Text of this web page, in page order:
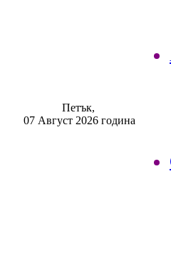
Петък,
07 Август 2026 година